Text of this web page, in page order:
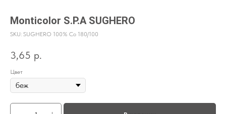
Monticolor S.P.A SUGHERO
SKU: SUGHERO 100% Co 180/100
3,65 р.
Цвет